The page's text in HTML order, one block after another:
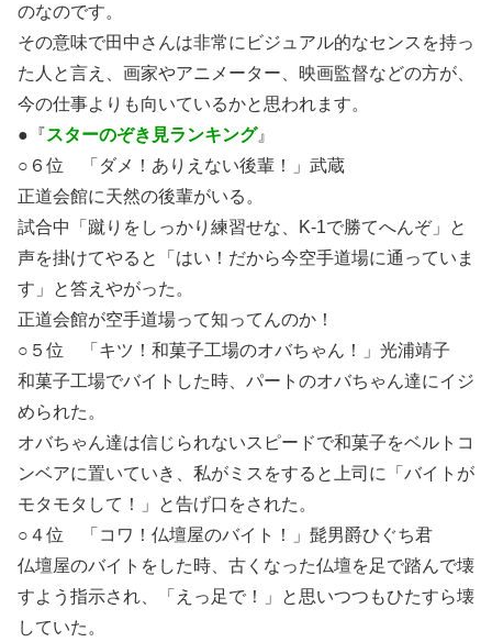
のなのです。
その意味で田中さんは非常にビジュアル的なセンスを持っ
た人と言え、画家やアニメーター、映画監督などの方が、
今の仕事よりも向いているかと思われます。
●『スターのぞき見ランキング』
○６位 「ダメ！ありえない後輩！」武蔵
正道会館に天然の後輩がいる。
試合中「蹴りをしっかり練習せな、K-1で勝てへんぞ」と
声を掛けてやると「はい！だから今空手道場に通っていま
す」と答えやがった。
正道会館が空手道場って知ってんのか！
○５位 「キツ！和菓子工場のオバちゃん！」光浦靖子
和菓子工場でバイトした時、パートのオバちゃん達にイジ
められた。
オバちゃん達は信じられないスピードで和菓子をベルトコ
ンベアに置いていき、私がミスをすると上司に「バイトが
モタモタして！」と告げ口をされた。
○４位 「コワ！仏壇屋のバイト！」髭男爵ひぐち君
仏壇屋のバイトをした時、古くなった仏壇を足で踏んで壊
すよう指示され、「えっ足で！」と思いつつもひたすら壊
していた。